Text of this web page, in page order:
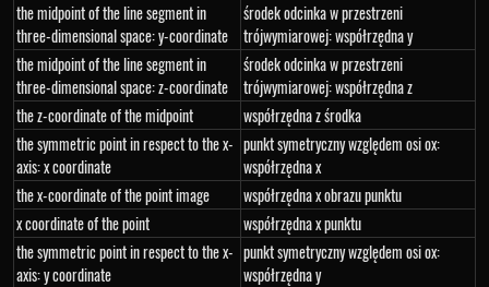
the midpoint of the line segment in
three-dimensional space: y-coordinate
środek odcinka w przestrzeni
trójwymiarowej: współrzędna y
the midpoint of the line segment in
three-dimensional space: z-coordinate
środek odcinka w przestrzeni
trójwymiarowej: współrzędna z
the z-coordinate of the midpoint
współrzędna z środka
the symmetric point in respect to the x-
axis: x coordinate
punkt symetryczny względem osi ox:
współrzędna x
the x-coordinate of the point image
współrzędna x obrazu punktu
x coordinate of the point
współrzędna x punktu
the symmetric point in respect to the x-
axis: y coordinate
punkt symetryczny względem osi ox:
współrzędna y